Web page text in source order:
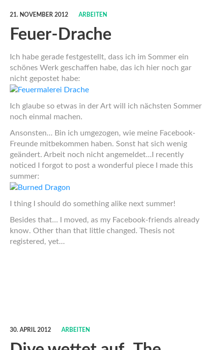
21. NOVEMBER 2012 ARBEITEN
Feuer-Drache
Ich habe gerade festgestellt, dass ich im Sommer ein
schönes Werk geschaffen habe, das ich hier noch gar
nicht gepostet habe:
Ich glaube so etwas in der Art will ich nächsten Sommer
noch einmal machen.
Ansonsten… Bin ich umgezogen, wie meine Facebook-
Freunde mitbekommen haben. Sonst hat sich wenig
geändert. Arbeit noch nicht angemeldet… I recently
noticed I forgot to post a wonderful piece I made this
summer:
I thing I should do something alike next summer!
Besides that… I moved, as my Facebook-friends already
know. Other than that little changed. Thesis not
registered, yet…
30. APRIL 2012 ARBEITEN